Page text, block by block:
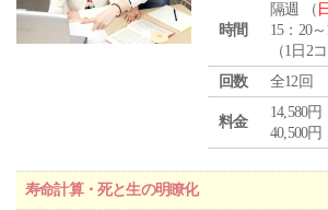
時間
隔週 （ 日
15：20
（1日2コ
回数
全12回
料金
14,580
40,500円
寿命計算・死と生の明瞭化